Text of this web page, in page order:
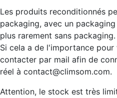
Les produits reconditionnés
packaging, avec un
plus rarement sans packaging.
Si cela a de l'importance pour
contacter par mail afin de
réel à contact@climsom.com.
Attention, le stock est très